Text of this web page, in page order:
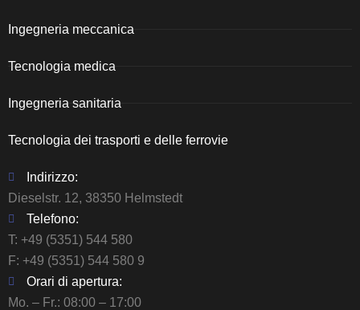
Ingegneria meccanica
Tecnologia medica
Ingegneria sanitaria
Tecnologia dei trasporti e delle ferrovie
Indirizzo:
Dieselstr. 12, 38350 Helmstedt
Telefono:
T: +49 (5351) 544 580
F: +49 (5351) 544 580 9
Orari di apertura:
Mo. – Fr.: 08:00 – 17:00